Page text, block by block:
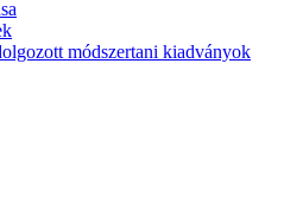
módszertani kiadványok